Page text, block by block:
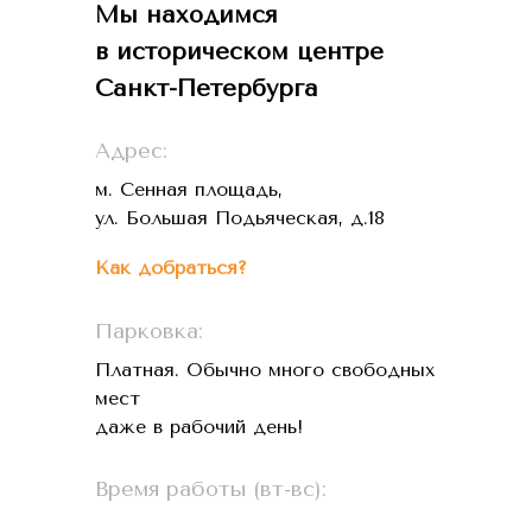
Время работы (вт-вс):
Адрес:
Парковка:
м. Сенная площадь,
ул. Большая Подьяческая, д.18
Платная. Обычно много свободных
мест
даже в рабочий день!
Мы находимся
в историческом центре
Санкт-Петербурга
Как добраться?